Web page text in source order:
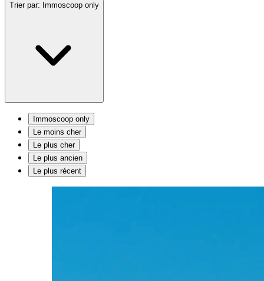
Trier par: Immoscoop only
Immoscoop only
Le moins cher
Le plus cher
Le plus ancien
Le plus récent